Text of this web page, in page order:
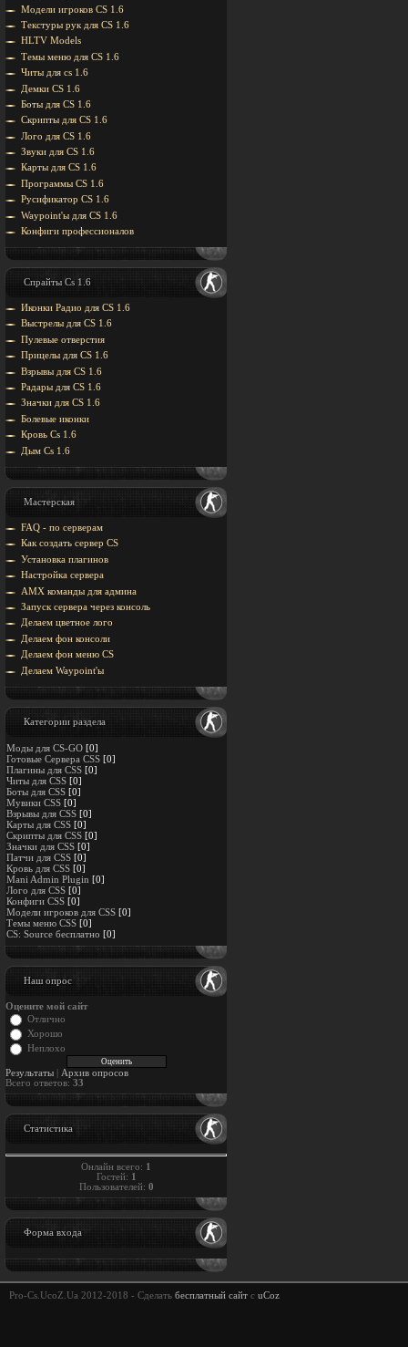
Модели игроков CS 1.6
Текстуры рук для CS 1.6
HLTV Models
Темы меню для CS 1.6
Читы для cs 1.6
Демки CS 1.6
Боты для CS 1.6
Скрипты для CS 1.6
Лого для CS 1.6
Звуки для CS 1.6
Карты для CS 1.6
Программы CS 1.6
Русификатор CS 1.6
Waypoint'ы для CS 1.6
Конфиги профессионалов
Спрайты Cs 1.6
Иконки Радио для CS 1.6
Выстрелы для CS 1.6
Пулевые отверстия
Прицелы для CS 1.6
Взрывы для CS 1.6
Радары для CS 1.6
Значки для CS 1.6
Болевые иконки
Кровь Cs 1.6
Дым Cs 1.6
Мастерская
FAQ - по серверам
Как создать сервер CS
Установка плагинов
Настройка сервера
AMX команды для админа
Запуск сервера через консоль
Делаем цветное лого
Делаем фон консоли
Делаем фон меню CS
Делаем Waypoint'ы
Категории раздела
Моды для CS-GO [0]
Готовые Сервера CSS [0]
Плагины для CSS [0]
Читы для CSS [0]
Боты для CSS [0]
Мувики CSS [0]
Взрывы для CSS [0]
Карты для CSS [0]
Скрипты для CSS [0]
Значки для CSS [0]
Патчи для CSS [0]
Кровь для CSS [0]
Mani Admin Plugin [0]
Лого для CSS [0]
Конфиги CSS [0]
Модели игроков для CSS [0]
Темы меню CSS [0]
CS: Source бесплатно [0]
Наш опрос
Оцените мой сайт
Отлично
Хорошо
Неплохо
Результаты
Архив опросов
Всего ответов: 33
Статистика
Онлайн всего: 1
Гостей: 1
Пользователей: 0
Форма входа
Pro-Cs.UcoZ.Ua 2012-2018 - Сделать бесплатный сайт с uCoz